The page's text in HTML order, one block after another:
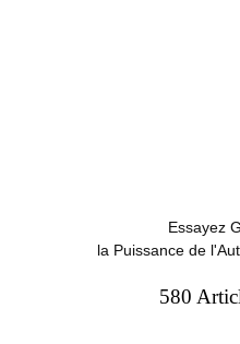
Essayez
la Puissance de
580